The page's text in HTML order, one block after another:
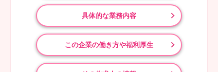
具体的な業務内容
この企業の働き方や福利厚生